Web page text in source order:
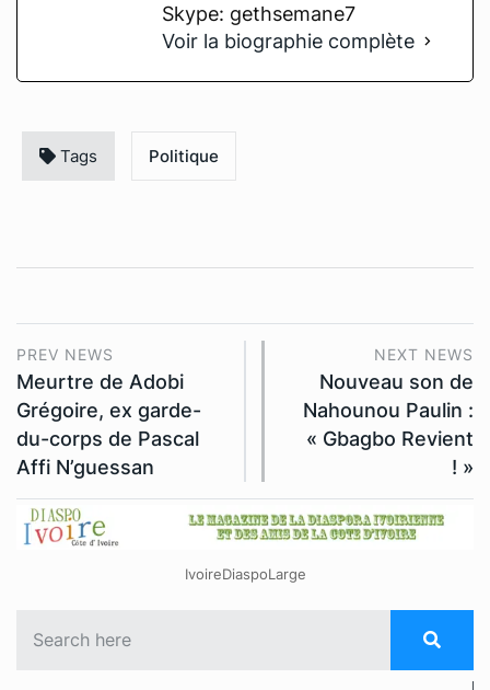
Skype: gethsemane7
Voir la biographie complète
Tags Politique
PREV NEWS
Meurtre de Adobi
Grégoire, ex garde-
du-corps de Pascal
Affi N’guessan
NEXT NEWS
Nouveau son de
Nahounou Paulin :
« Gbagbo Revient
! »
IvoireDiaspoLarge